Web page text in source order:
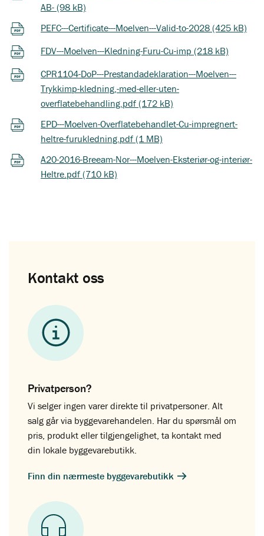
AB- (98 kB)
PEFC---Certificate---Moelven---Valid-to-2028 (425 kB)
FDV---Moelven---Kledning-Furu-Cu-imp (218 kB)
CPR1104-DoP---Prestandadeklaration---Moelven---
Trykkimp-kledning,-med-eller-uten-
overflatebehandling.pdf (172 kB)
EPD---Moelven-Overflatebehandlet-Cu-impregnert-
heltre-furukledning.pdf (1 MB)
A20-2016-Breeam-Nor---Moelven-Eksteriør-og-interiør-
Heltre.pdf (710 kB)
Kontakt oss
Privatperson?
Vi selger ingen varer direkte til privatpersoner. Alt
salg går via byggevarehandelen. Har du spørsmål om
pris, produkt eller tilgjengelighet, ta kontakt med
din lokale byggevarebutikk.
Finn din nærmeste byggevarebutikk